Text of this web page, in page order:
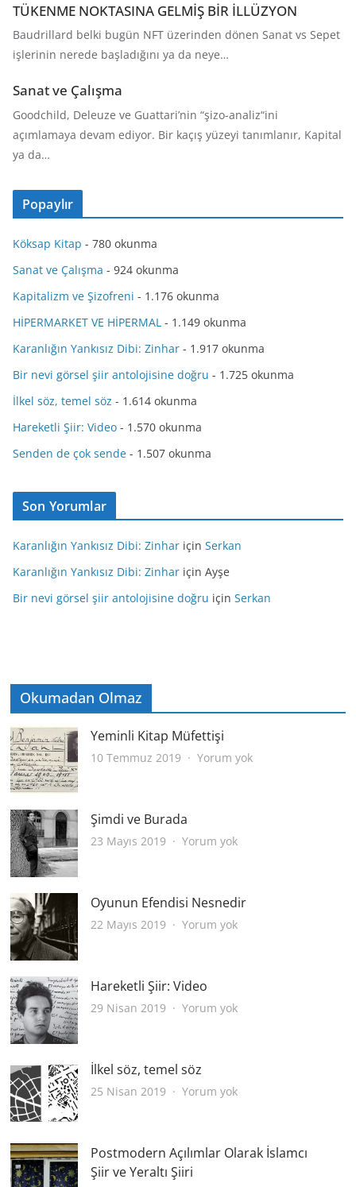
TÜKENME NOKTASINA GELMİŞ BİR İLLÜZYON
Baudrillard belki bugün NFT üzerinden dönen Sanat vs Sepet
işlerinin nerede başladığını ya da neye…
Sanat ve Çalışma
Goodchild, Deleuze ve Guattari’nin “şizo-analiz“ini
açımlamaya devam ediyor. Bir kaçış yüzeyi tanımlanır, Kapital
ya da…
Popaylır
Köksap Kitap - 780 okunma
Sanat ve Çalışma - 924 okunma
Kapitalizm ve Şizofreni - 1.176 okunma
HİPERMARKET VE HİPERMAL - 1.149 okunma
Karanlığın Yankısız Dibi: Zinhar - 1.917 okunma
Bir nevi görsel şiir antolojisine doğru - 1.725 okunma
İlkel söz, temel söz - 1.614 okunma
Hareketli Şiir: Video - 1.570 okunma
Senden de çok sende - 1.507 okunma
Son Yorumlar
Karanlığın Yankısız Dibi: Zinhar için Serkan
Karanlığın Yankısız Dibi: Zinhar için Ayşe
Bir nevi görsel şiir antolojisine doğru için Serkan
Okumadan Olmaz
Yeminli Kitap Müfettişi
10 Temmuz 2019 Yorum yokYeminli
Şimdi ve Burada
23 Mayıs 2019 Yorum yokŞimdi
Oyunun Efendisi Nesnedir
22 Mayıs 2019 Yorum yokOyunun
Hareketli Şiir: Video
29 Nisan 2019 Yorum yokHareketli
İlkel söz, temel söz
25 Nisan 2019 Yorum yokİlkel
söz
Postmodern Açılımlar Olarak İslamcı
Şiir ve Yeraltı Şiiri